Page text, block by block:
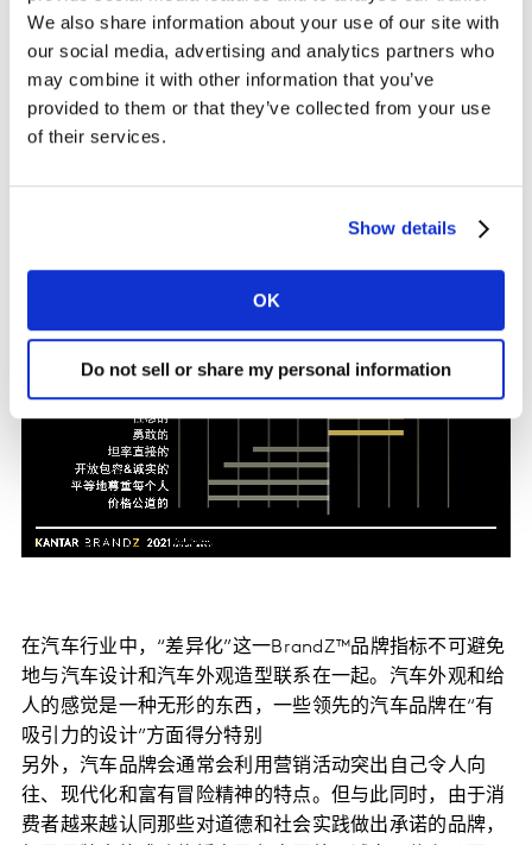
We also share information about your use of our site with
our social media, advertising and analytics partners who
may combine it with other information that you’ve
provided to them or that they’ve collected from your use
of their services.
Show details
OK
Do not sell or share my personal information
他表示：“品牌可以在高端奢侈和身心舒缓的主题上做些
文章，利用高质量的材料，或是用符合人们习惯的使用界
面设计和相关的互联功能来放大顺畅的驾驶体验。差异化
也可以来自于创新的用车或出行消费者体验。它们可以出
现在4S店里、在路上、或是通过有相关性的内容出现在消
在汽车行业中，“差异化”这一BrandZ™品牌指标不可避免
地与汽车设计和汽车外观造型联系在一起。汽车外观和给
人的感觉是一种无形的东西，一些领先的汽车品牌在“有
吸引力的设计”方面得分特别
另外，汽车品牌会通常会利用营销活动突出自己令人向
往、现代化和富有冒险精神的特点。但与此同时，由于消
费者越来越认同那些对道德和社会实践做出承诺的品牌，